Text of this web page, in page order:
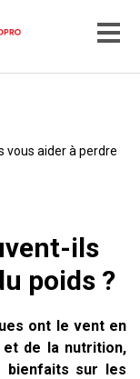
vous aider à perdre
ils
poids ?
ont le vent en
et de la nutrition,
bienfaits sur les